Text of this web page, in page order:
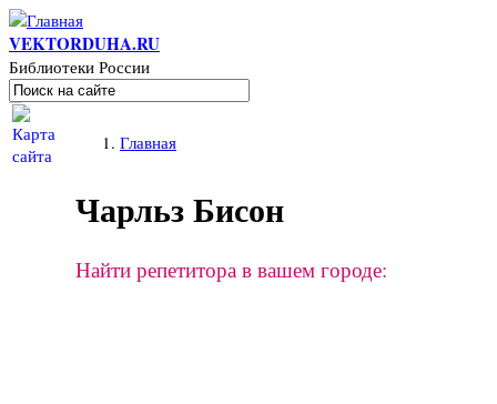
Перейти к основному содержанию
VEKTORDUHA.RU
Библиотеки России
Форма поиска
Поиск
Вы здесьГлавная
Чарльз Бисон
Найти репетитора в вашем городе: